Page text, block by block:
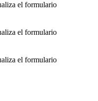
el formulario
el formulario
el formulario